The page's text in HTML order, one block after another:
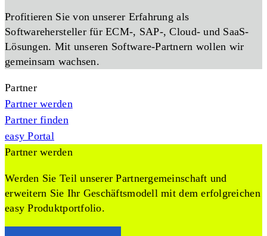
Profitieren Sie von unserer Erfahrung als
Softwarehersteller für ECM-, SAP-, Cloud- und SaaS-
Lösungen. Mit unseren Software-Partnern wollen wir
gemeinsam wachsen.
Partner
Partner werden
Partner finden
easy Portal
Partner werden
Werden Sie Teil unserer Partnergemeinschaft und
erweitern Sie Ihr Geschäftsmodell mit dem erfolgreichen
easy Produktportfolio.